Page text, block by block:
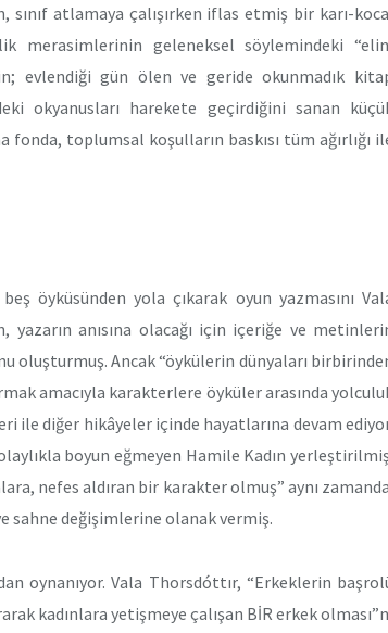
atlamaya çalışırken iflas etmiş bir karı-
merasimlerinin geleneksel söylemindeki
evlendiği gün ölen ve geride okunmadık
okyanusları harekete geçirdiğini sanan
toplumsal koşulların baskısı tüm ağırlığı
öyküsünden yola çıkarak oyun yazmasını
yazarın anısına olacağı için içeriğe ve
oluşturmuş. Ancak “öykülerin dünyaları
amacıyla karakterlere öyküler arasında
ile diğer hikâyeler içinde hayatlarına devam
boyun eğmeyen Hamile Kadın
nefes aldıran bir karakter olmuş” aynı
sahne değişimlerine olanak vermiş.
oynanıyor. Vala Thorsdóttır, “Erkeklerin
kadınlara yetişmeye çalışan BİR erkek